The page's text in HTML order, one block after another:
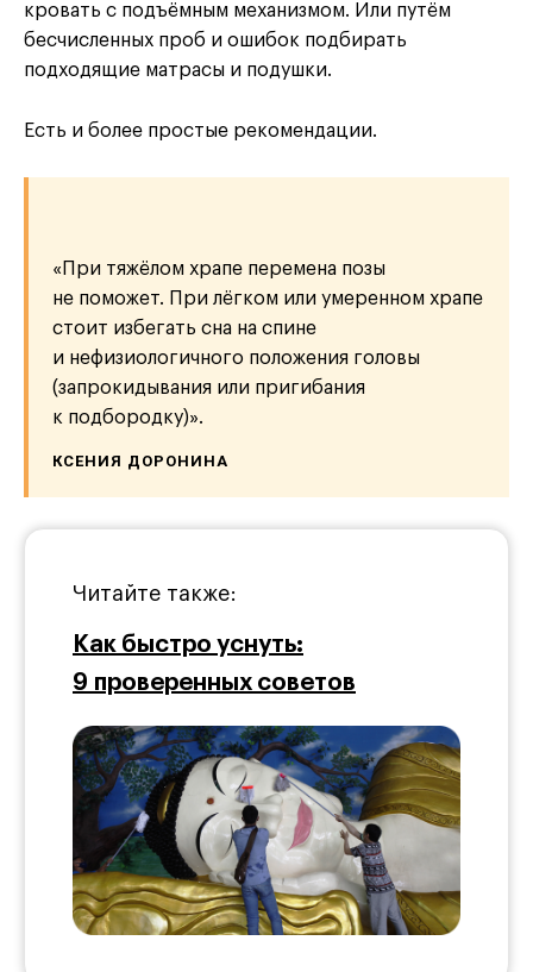
кровать с подъёмным механизмом. Или путём
бесчисленных проб и ошибок подбирать
подходящие матрасы и подушки.
Есть и более простые рекомендации.
«При тяжёлом храпе перемена позы
не поможет. При лёгком или умеренном храпе
стоит избегать сна на спине
и нефизиологичного положения головы
(запрокидывания или пригибания
к подбородку)».
КСЕНИЯ ДОРОНИНА
Читайте также:
Как быстро уснуть:
9 проверенных советов